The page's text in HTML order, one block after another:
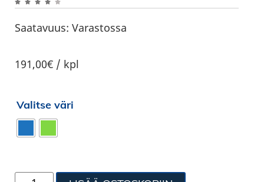
Saatavuus: Varastossa
191,00€ / kpl
Valitse väri